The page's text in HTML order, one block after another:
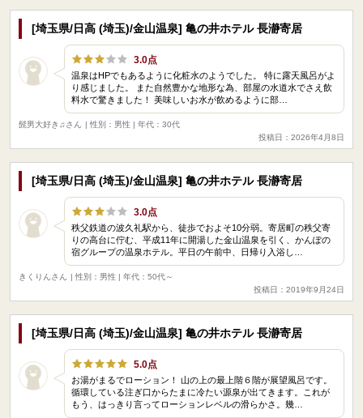
[埼玉県/日高 (埼玉)/金山温泉] 亀の井ホテル 長瀞寄居
3.0点
温泉はHPでもあるように化粧水のようでした。 特に露天風呂がよ
り感じました。 また自然豊かな地形な為、部屋の水道水でさえ飲
料水で驚きました！ 美味しいお水が飲めるように部…
髭男大好き♫さん
| 性別：男性 | 年代：30代
投稿日：2026年4月8日
[埼玉県/日高 (埼玉)/金山温泉] 亀の井ホテル 長瀞寄居
3.0点
秩父鉄道の波久礼駅から、徒歩でおよそ10分弱。寄居町の秩父寄
りの高台に佇む、平成11年に開湯した金山温泉を引く、かんぽの
宿グループの温泉ホテル。平日の午前中、日帰り入浴し…
きくりんさん
| 性別：男性 | 年代：50代～
投稿日：2019年9月24日
[埼玉県/日高 (埼玉)/金山温泉] 亀の井ホテル 長瀞寄居
5.0点
お湯がまるでローション！ 山の上の最上階６階が展望風呂です。
循環している注ぎ口からたまに冷たい源泉が出てきます。これが
もう、はっきり言ってローションレベルの滑らかさ。幾…